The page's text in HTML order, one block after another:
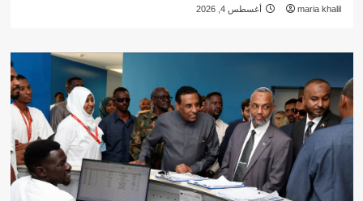
maria khalil أغسطس 4, 2026